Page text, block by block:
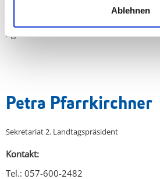
Ablehnen
bgld.at
Petra Pfarrkirchner
Sekretariat 2. Landtagspräsident
Kontakt:
Tel.: 057-600-2482